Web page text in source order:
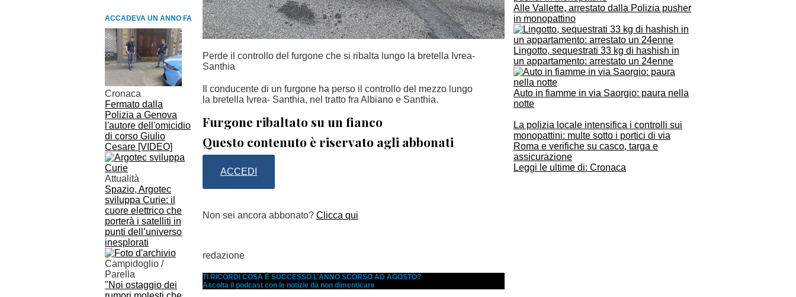
Alle Vallette, arrestato dalla Polizia pusher
in monopattino
Lingotto, sequestrati 33 kg di hashish in
un appartamento: arrestato un 24enne
Auto in fiamme in via Saorgio: paura nella
notte
La polizia locale intensifica i controlli sui
monopattini: multe sotto i portici di via
Roma e verifiche su casco, targa e
assicurazione
Leggi le ultime di: Cronaca
ACCADEVA UN ANNO FA
Cronaca
Fermato dalla
Polizia a Genova
l'autore dell'omicidio
di corso Giulio
Cesare [VIDEO]
Attualità
Spazio, Argotec
sviluppa Curie: il
cuore elettrico che
porterà i satelliti in
punti dell’universo
inesplorati
Campidoglio /
Parella
"Noi ostaggio dei
Perde il controllo del furgone che si ribalta lungo la bretella Ivrea-
Santhia
Il conducente di un furgone ha perso il controllo del mezzo lungo
la bretella Ivrea- Santhia, nel tratto fra Albiano e Santhia.
Furgone ribaltato su un fianco
Questo contenuto è riservato agli abbonati
ACCEDI
Non sei ancora abbonato? Clicca qui
redazione
TI RICORDI COSA È SUCCESSO L’ANNO SCORSO AD AGOSTO?
Ascolta il podcast con le notizie da non dimenticare